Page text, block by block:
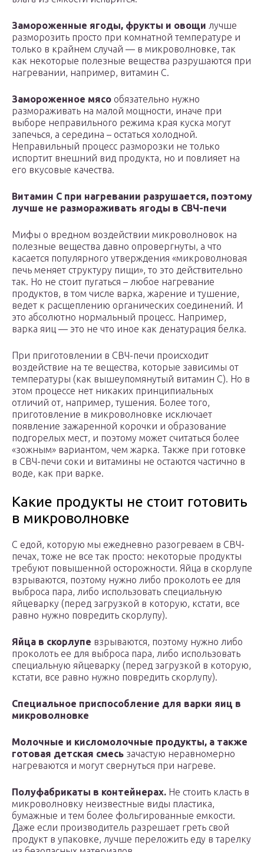
Замороженные ягоды, фрукты и овощи лучше
разморозить просто при комнатной температуре и
только в крайнем случай — в микроволновке, так
как некоторые полезные вещества разрушаются при
нагревании, например, витамин С.
Замороженное мясо обязательно нужно
размораживать на малой мощности, иначе при
выборе неправильного режима края куска могут
запечься, а середина – остаться холодной.
Неправильный процесс разморозки не только
испортит внешний вид продукта, но и повлияет на
его вкусовые качества.
Витамин С при нагревании разрушается, поэтому
лучше не размораживать ягоды в СВЧ-печи
Мифы о вредном воздействии микроволновок на
полезные вещества давно опровергнуты, а что
касается популярного утверждения «микроволновая
печь меняет структуру пищи», то это действительно
так. Но не стоит пугаться – любое нагревание
продуктов, в том числе варка, жарение и тушение,
ведет к расщеплению органических соединений. И
это абсолютно нормальный процесс. Например,
варка яиц — это не что иное как денатурация белка.
При приготовлении в СВЧ-печи происходит
воздействие на те вещества, которые зависимы от
температуры (как вышеупомянутый витамин С). Но в
этом процессе нет никаких принципиальных
отличий от, например, тушения. Более того,
приготовление в микроволновке исключает
появление зажаренной корочки и образование
подгорелых мест, и поэтому может считаться более
«зожным» вариантом, чем жарка. Также при готовке
в СВЧ-печи соки и витамины не остаются частично в
воде, как при варке.
Какие продукты не стоит готовить
в микроволновке
С едой, которую мы ежедневно разогреваем в СВЧ-
печах, тоже не все так просто: некоторые продукты
требуют повышенной осторожности. Яйца в скорлупе
взрываются, поэтому нужно либо проколоть ее для
выброса пара, либо использовать специальную
яйцеварку (перед загрузкой в которую, кстати, все
равно нужно повредить скорлупу).
Яйца в скорлупе взрываются, поэтому нужно либо
проколоть ее для выброса пара, либо использовать
специальную яйцеварку (перед загрузкой в которую,
кстати, все равно нужно повредить скорлупу).
Специальное приспособление для варки яиц в
микроволновке
Молочные и кисломолочные продукты, а также
готовая детская смесь зачастую неравномерно
нагреваются и могут свернуться при нагреве.
Полуфабрикаты в контейнерах. Не стоить класть в
микроволновку неизвестные виды пластика,
бумажные и тем более фольгированные емкости.
Даже если производитель разрешает греть свой
продукт в упаковке, лучше переложить еду в тарелку